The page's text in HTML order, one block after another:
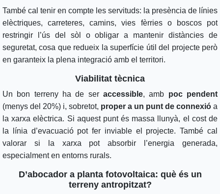
També cal tenir en compte les servituds: la presència de línies
elèctriques, carreteres, camins, vies fèrries o boscos pot
restringir l’ús del sòl o obligar a mantenir distàncies de
seguretat, cosa que redueix la superfície útil del projecte però
en garanteix la plena integració amb el territori.
Viabilitat tècnica
Un bon terreny ha de ser accessible, amb poc pendent
(menys del 20%) i, sobretot, proper a un punt de connexió a
la xarxa elèctrica. Si aquest punt és massa llunyà, el cost de
la línia d’evacuació pot fer inviable el projecte. També cal
valorar si la xarxa pot absorbir l’energia generada,
especialment en entorns rurals.
D’abocador a planta fotovoltaica: què és un
terreny antropitzat?